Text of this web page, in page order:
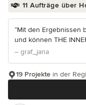
11 Aufträge über
“Mit den Ergebnissen
und können THE
– graf_jana
19 Projekte in der